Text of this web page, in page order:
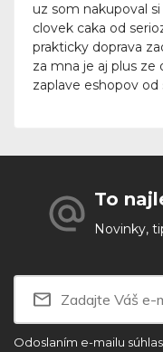
uz som nakupoval
clovek caka od
prakticky doprava
za mna je aj plus ze
zaplave eshopov od
To
Novinky,
Odoslaním e-mailu